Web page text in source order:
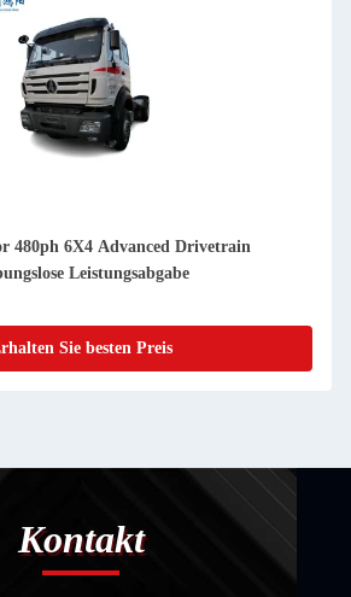
480ph 6X4 Advanced Drivetrain
Leistungsabgabe
Sie besten Preis
Kontakt